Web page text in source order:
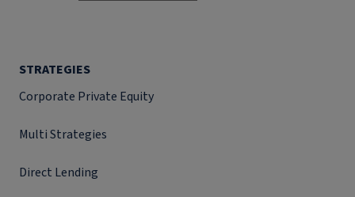
STRATEGIES
Corporate Private Equity
Multi Strategies
Direct Lending